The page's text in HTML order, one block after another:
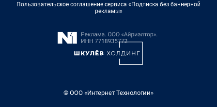
Пользовательское соглашение сервиса «Подписка без баннерной
рекламы»
© ООО «Интернет Технологии»